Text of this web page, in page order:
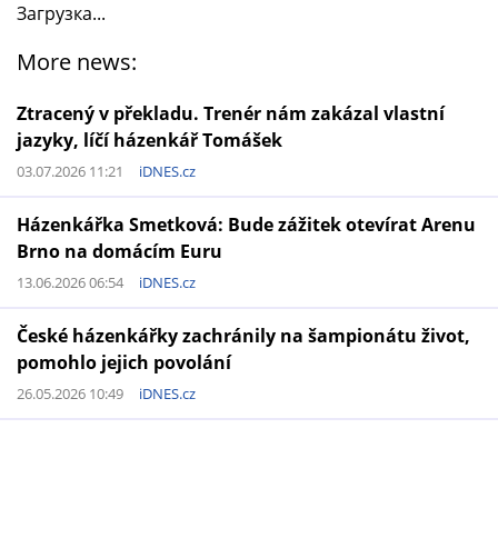
Загрузка...
More news:
Ztracený v překladu. Trenér nám zakázal vlastní
jazyky, líčí házenkář Tomášek
03.07.2026 11:21 iDNES.cz
Házenkářka Smetková: Bude zážitek otevírat Arenu
Brno na domácím Euru
13.06.2026 06:54 iDNES.cz
České házenkářky zachránily na šampionátu život,
pomohlo jejich povolání
26.05.2026 10:49 iDNES.cz